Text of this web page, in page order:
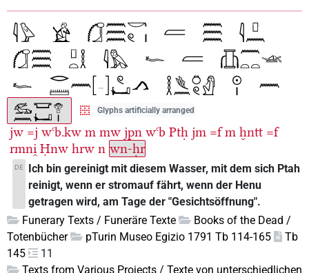
Glyphs artificially arranged
jw =j wꜥb.kw m mw jpn wꜥb Ptḥ jm =f m ḫntt =f
rmni̯ Ḥnw hrw n wn-ḥr
DE
Ich bin gereinigt mit diesem Wasser, mit dem sich Ptah
reinigt, wenn er stromauf fährt, wenn der Henu
getragen wird, am Tage der "Gesichtsöffnung".
Funerary Texts / Funeräre Texte
Books of the Dead /
Totenbücher
pTurin Museo Egizio 1791 Tb 114-165
Tb
145
11
Texts from Various Projects / Texte von unterschiedlichen